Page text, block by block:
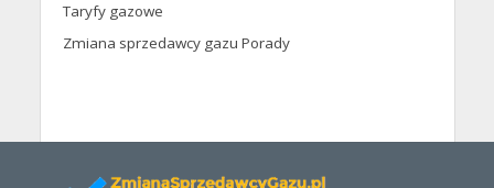
Taryfy gazowe
Zmiana sprzedawcy gazu Porady